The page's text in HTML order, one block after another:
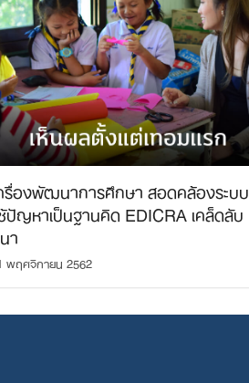
รื่องพัฒนาการศึกษา สอดคล้องระบบ
ปัญหาเป็นฐานคิด EDICRA เคล็ดลับ
พฤศจิกายน 2562